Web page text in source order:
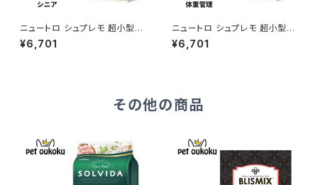
ニュートロ シュプレモ 超小型
犬〜小型犬 エイジングケア 3k
g 4562358781827
¥6,701
ニュートロ シュプレモ 超小型
犬〜小型犬 体重管理用 3kg 4
562358781865
¥6,701
その他の商品